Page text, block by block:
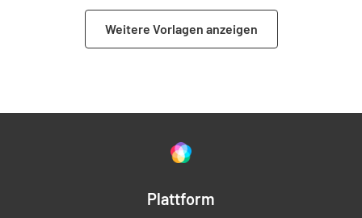
und für ein sichereres Arbeitsumfeld zu sorgen.
Weitere Vorlagen anzeigen
Plattform